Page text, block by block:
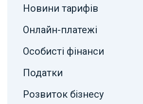
Новини тарифів
Онлайн-платежі
Особисті фінанси
Податки
Розвиток бізнесу